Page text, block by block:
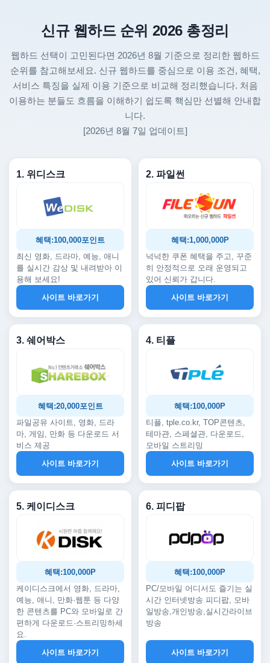
신규 웹하드 순위 2026 총정리
웹하드 선택이 고민된다면 2026년 8월 기준으로 정리한 웹하드
순위를 참고해보세요. 신규 웹하드를 중심으로 이용 조건, 혜택,
서비스 특징을 실제 이용 기준으로 비교해 정리했습니다. 처음
이용하는 분들도 흐름을 이해하기 쉽도록 핵심만 선별해 안내합
니다.
[2026년 8월 7일 업데이트]
1. 위디스크
혜택:100,000포인트
최신 영화, 드라마, 예능, 애니
를 실시간 감상 및 내려받아 이
용해 보세요!
사이트 바로가기
2. 파일썬
혜택:1,000,000P
넉넉한 쿠폰 혜택을 주고, 꾸준
히 안정적으로 오래 운영되고
있어 신뢰가 갑니다.
사이트 바로가기
3. 쉐어박스
혜택:20,000포인트
파일공유 사이트, 영화, 드라
마, 게임, 만화 등 다운로드 서
비스 제공
사이트 바로가기
4. 티플
혜택:100,000P
티플, tple.co.kr, TOP콘텐츠,
테마관, 스페셜관, 다운로드,
모바일 스트리밍
사이트 바로가기
5. 케이디스크
혜택:100,000P
케이디스크에서 영화, 드라마,
예능, 애니, 만화·웹툰 등 다양
한 콘텐츠를 PC와 모바일로 간
편하게 다운로드·스트리밍하세
요.
사이트 바로가기
6. 피디팝
혜택:100,000P
PC/모바일 어디서도 즐기는 실
시간 인터넷방송 피디팝, 모바
일방송,개인방송,실시간라이브
방송
사이트 바로가기